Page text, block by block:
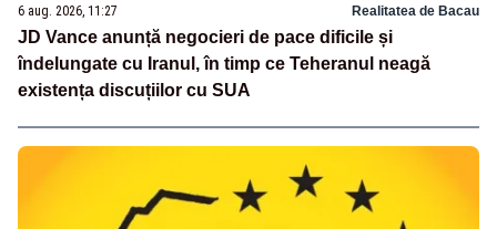
6 aug. 2026, 11:27 Realitatea de Bacau
JD Vance anunță negocieri de pace dificile și
îndelungate cu Iranul, în timp ce Teheranul neagă
existența discuțiilor cu SUA